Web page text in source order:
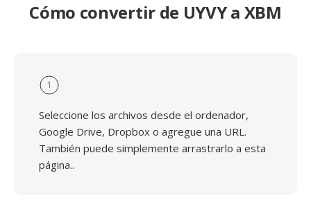
Cómo convertir de UYVY a XBM
1
Seleccione los archivos desde el ordenador,
Google Drive, Dropbox o agregue una URL.
También puede simplemente arrastrarlo a esta
página..